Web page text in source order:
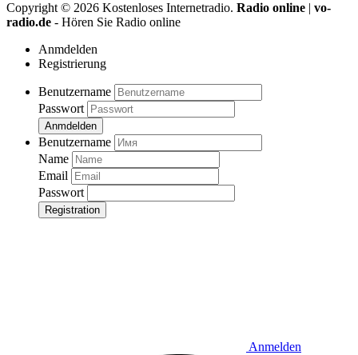
Copyright © 2026 Kostenloses Internetradio. Radio online | vo-
radio.de - Hören Sie Radio online
Anmdelden
Registrierung
Benutzername
Passwort
Anmdelden
Benutzername
Name
Email
Passwort
Registration
Anmelden